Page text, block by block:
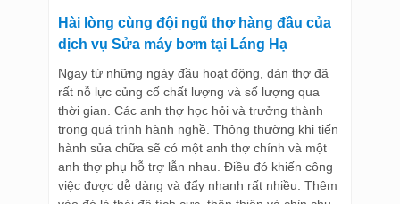
Hài lòng cùng đội ngũ thợ hàng đầu của
dịch vụ Sửa máy bơm tại Láng Hạ
Ngay từ những ngày đầu hoạt động, dàn thợ đã
rất nỗ lực củng cố chất lượng và số lượng qua
thời gian. Các anh thợ học hỏi và trưởng thành
trong quá trình hành nghề. Thông thường khi tiến
hành sửa chữa sẽ có một anh thợ chính và một
anh thợ phụ hỗ trợ lẫn nhau. Điều đó khiến công
việc được dễ dàng và đẩy nhanh rất nhiều. Thêm